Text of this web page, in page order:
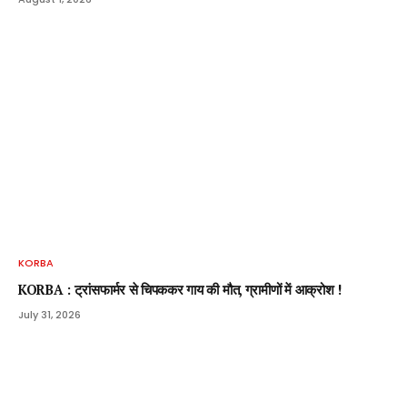
KORBA
KORBA : ट्रांसफार्मर से चिपककर गाय की मौत, ग्रामीणों में आक्रोश !
July 31, 2026